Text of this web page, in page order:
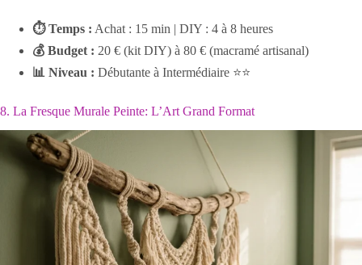
⏱ Temps : Achat : 15 min | DIY : 4 à 8 heures
💰 Budget : 20 € (kit DIY) à 80 € (macramé artisanal)
📊 Niveau : Débutante à Intermédiaire ⭐⭐
8. La Fresque Murale Peinte: L’Art Grand Format